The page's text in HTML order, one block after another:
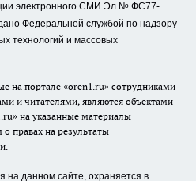
электронного СМИ Эл.№ ФС77-
Федеральной службой по надзору
технологий и массовых
на портале «oren1.ru» сотрудниками
и читателями, являются объектами
на указанные материалы
правах на результаты
данном сайте, охраняется в